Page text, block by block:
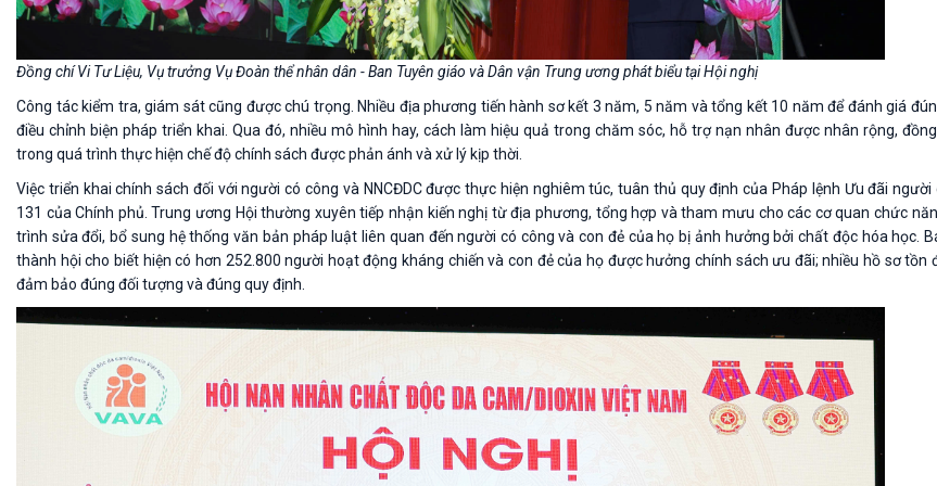
Đồng chí Vi Tư Liệu, Vụ trưởng Vụ Đoàn thể nhân dân - Ban Tuyên giáo và Dân vận Trung ương phát biểu tại Hội nghị
Công tác kiểm tra, giám sát cũng được chú trọng. Nhiều địa phương tiến hành sơ kết 3 năm, 5 năm và tổng kết 10 năm để đánh giá
điều chỉnh biện pháp triển khai. Qua đó, nhiều mô hình hay, cách làm hiệu quả trong chăm sóc, hỗ trợ nạn nhân được nhân rộng,
trong quá trình thực hiện chế độ chính sách được phản ánh và xử lý kịp thời.
Việc triển khai chính sách đối với người có công và NNCĐDC được thực hiện nghiêm túc, tuân thủ quy định của Pháp lệnh Ưu đãi người
131 của Chính phủ. Trung ương Hội thường xuyên tiếp nhận kiến nghị từ địa phương, tổng hợp và tham mưu cho các cơ quan chức
trình sửa đổi, bổ sung hệ thống văn bản pháp luật liên quan đến người có công và con đẻ của họ bị ảnh hưởng bởi chất độc hóa học.
thành hội cho biết hiện có hơn 252.800 người hoạt động kháng chiến và con đẻ của họ được hưởng chính sách ưu đãi; nhiều hồ sơ tồn
đảm bảo đúng đối tượng và đúng quy định.